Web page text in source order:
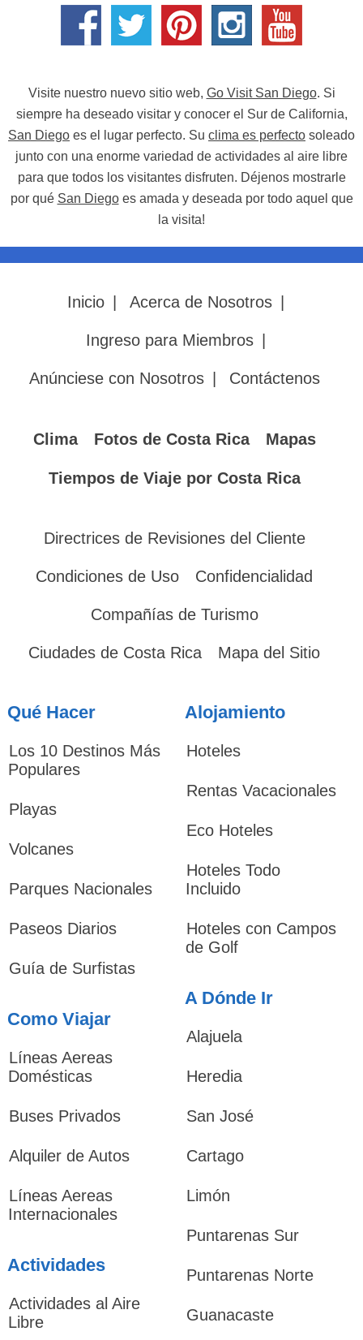
Visite nuestro nuevo sitio web, Go Visit San Diego. Si
siempre ha deseado visitar y conocer el Sur de California,
San Diego es el lugar perfecto. Su clima es perfecto soleado
junto con una enorme variedad de actividades al aire libre
para que todos los visitantes disfruten. Déjenos mostrarle
por qué San Diegoes amada y deseada por todo aquel que
la visita!
Inicio Acerca de Nosotros
Ingreso para Miembros
Anúnciese con Nosotros Contáctenos
Clima Fotos de Costa Rica Mapas
Tiempos de Viaje por Costa Rica
Directrices de Revisiones del Cliente
Condiciones de Uso Confidencialidad
Compañías de Turismo
Ciudades de Costa Rica Mapa del Sitio
Qué Hacer
Los 10 Destinos Más
Populares
Playas
Volcanes
Parques Nacionales
Paseos Diarios
Guía de Surfistas
Como Viajar
Líneas Aereas
Domésticas
Buses Privados
Alquiler de Autos
Líneas Aereas
Internacionales
Actividades
Actividades al Aire
Libre
Alojamiento
Hoteles
Rentas Vacacionales
Eco Hoteles
Hoteles Todo
Incluido
Hoteles con Campos
de Golf
A Dónde Ir
Alajuela
Heredia
San José
Cartago
Limón
Puntarenas Sur
Puntarenas Norte
Guanacaste